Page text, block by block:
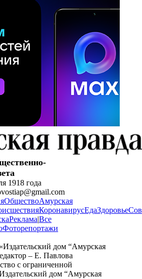
1918 года
ОбществоАмурская
КоронавирусЕдаЗдоровье
Реклама|Все
Фоторепортажи
дом “Амурская
– Е. Павлова
с ограниченной
дом “Амурская